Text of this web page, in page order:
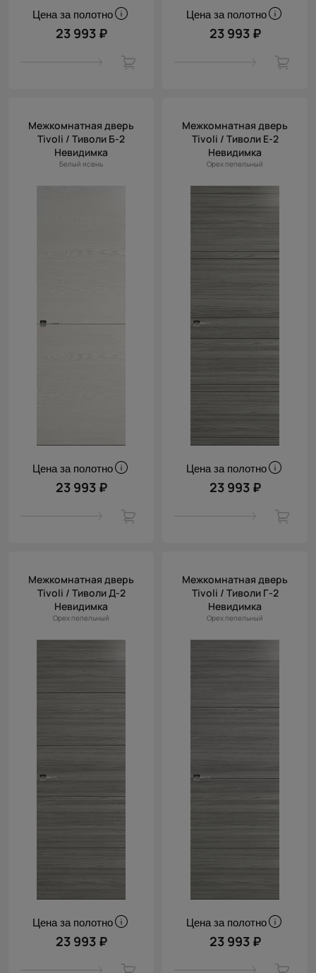
Цена за полотно
23 993 ₽
Цена за полотно
23 993 ₽
Межкомнатная дверь
Tivoli / Тиволи Б-2
Невидимка
Белый ясень
Цена за полотно
23 993 ₽
Межкомнатная дверь
Tivoli / Тиволи Е-2
Невидимка
Орех пепельный
Цена за полотно
23 993 ₽
Межкомнатная дверь
Tivoli / Тиволи Д-2
Невидимка
Орех пепельный
Цена за полотно
23 993 ₽
Межкомнатная дверь
Tivoli / Тиволи Г-2
Невидимка
Орех пепельный
Цена за полотно
23 993 ₽